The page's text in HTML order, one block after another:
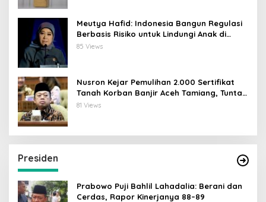
Meutya Hafid: Indonesia Bangun Regulasi
Berbasis Risiko untuk Lindungi Anak di
Dunia Digital
85 Views
Nusron Kejar Pemulihan 2.000 Sertifikat
Tanah Korban Banjir Aceh Tamiang, Tuntas
Desember 2026
81 Views
Presiden
Prabowo Puji Bahlil Lahadalia: Berani dan
Cerdas, Rapor Kinerjanya 88–89